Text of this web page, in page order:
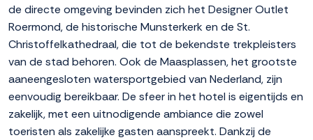
de directe omgeving bevinden zich het Designer Outlet
Roermond, de historische Munsterkerk en de St.
Christoffelkathedraal, die tot de bekendste trekpleisters
van de stad behoren. Ook de Maasplassen, het grootste
aaneengesloten watersportgebied van Nederland, zijn
eenvoudig bereikbaar. De sfeer in het hotel is eigentijds en
zakelijk, met een uitnodigende ambiance die zowel
toeristen als zakelijke gasten aanspreekt. Dankzij de